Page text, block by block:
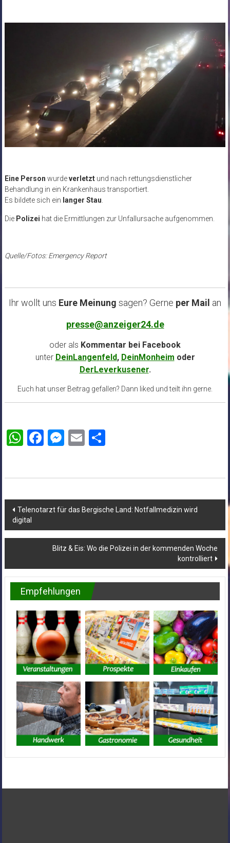
Eine Person wurdeverletztund nach rettungsdienstlicher
Behandlung in ein Krankenhaus transportiert.
Es bildete sich ein langer Stau.
Die Polizei hat die Ermittlungen zur Unfallursache aufgenommen.
Quelle/Fotos: Emergency Report
Ihr wollt uns Eure Meinung sagen? Gerne per Mail an
presse@anzeiger24.de
oder als Kommentar bei Facebook
unter DeinLangenfeld, DeinMonheim oder
DerLeverkusener.
Euch hat unser Beitrag gefallen? Dann liked und teilt ihn gerne.
WhatsApp
Facebook
Messenger
EmailTeilen
Beitragsnavigation
Telenotarzt für das Bergische Land: Notfallmedizin wird
digital
Blitz & Eis: Wo die Polizei in der kommenden Woche
kontrolliert
Empfehlungen